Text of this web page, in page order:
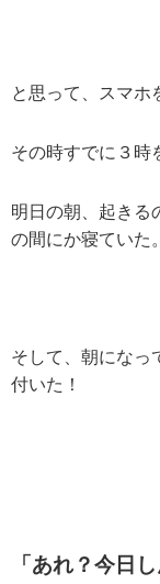
と思って、スマホ
その時すでに３時
明日の朝、起きる
の間にか寝ていた。
そして、朝になっ
付いた！
「あれ？今日